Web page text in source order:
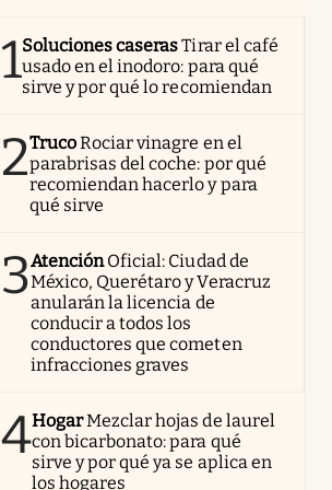
1Soluciones caserasTirar el café
usado en el inodoro: para qué
sirve y por qué lo recomiendan
2TrucoRociar vinagre en el
parabrisas del coche: por qué
recomiendan hacerlo y para
qué sirve
3AtenciónOficial: Ciudad de
México, Querétaro y Veracruz
anularán la licencia de
conducir a todos los
conductores que cometen
infracciones graves
4HogarMezclar hojas de laurel
con bicarbonato: para qué
sirve y por qué ya se aplica en
los hogares